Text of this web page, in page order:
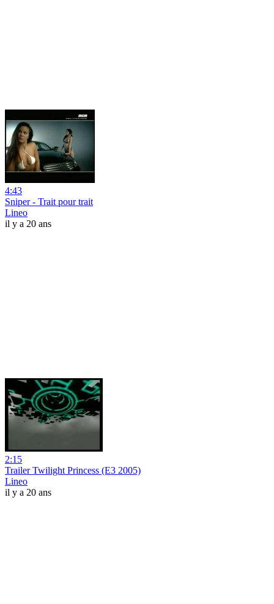
4:43
Sniper - Trait pour trait
Lineo
il y a 20 ans
2:15
Trailer Twilight Princess (E3 2005)
Lineo
il y a 20 ans